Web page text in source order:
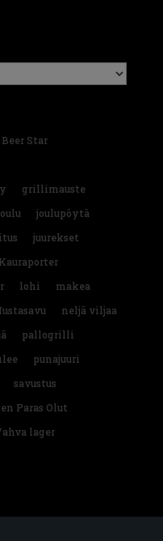
Star
grillimauste
joulupöytä
juurekset
Kauraporter
lohi
makea
neljä viljaa
pallogrilli
punajuuri
savustus
Paras Olut
lager